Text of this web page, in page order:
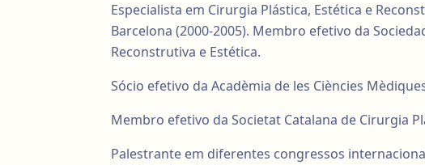
Especialista em Cirurgia Plástica, Estética e
Barcelona (2000-2005). Membro efetivo da
Reconstrutiva e Estética.
Sócio efetivo da Acadèmia de les Ciències
Membro efetivo da Societat Catalana de Cirurgia
Palestrante em diferentes congressos